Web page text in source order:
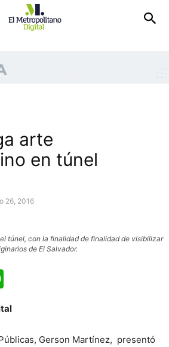
arte
en túnel
26, 2016
túnel, con la finalidad de finalidad de visibilizar
de El Salvador.
Gerson Martínez, presentó